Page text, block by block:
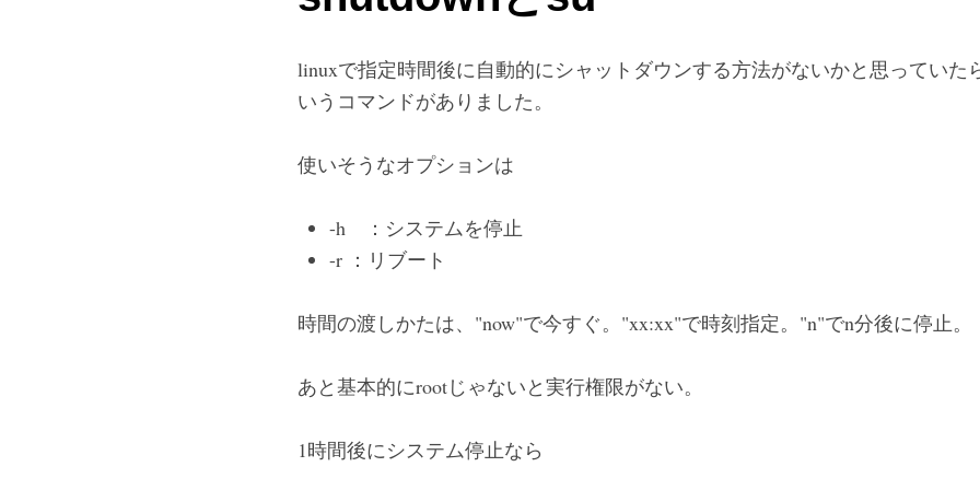
linuxで指定時間後に自動的にシャットダウンする方法がないかと思っていた
いうコマンドがありました。
使いそうなオプションは
-h ：システムを停止
-r ：リブート
時間の渡しかたは、"now"で今すぐ。"xx:xx"で時刻指定。"n"でn分後に停止。
あと基本的にrootじゃないと実行権限がない。
1時間後にシステム停止なら